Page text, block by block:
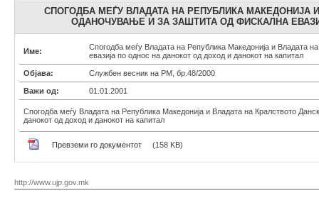
СПОГОДБА МЕЃУ ВЛАДАТА НА РЕПУБЛИКА МАКЕДОНИЈА
ОДАНОЧУВАЊЕ И ЗА ЗАШТИТА ОД ФИСКАЛНА
Име:
Спогодба меѓу Владата на Република Македонија и Владата
евазија по однос на данокот од доход и данокот на капитал
Објава: Службен весник на РМ, бр.48/2000
Важи од: 01.01.2001
Спогодба меѓу Владата на Република Македонија и Владата на Кралството
данокот од доход и данокот на капитал
Превземи го документот (158 KB)
http://www.ujp.gov.mk